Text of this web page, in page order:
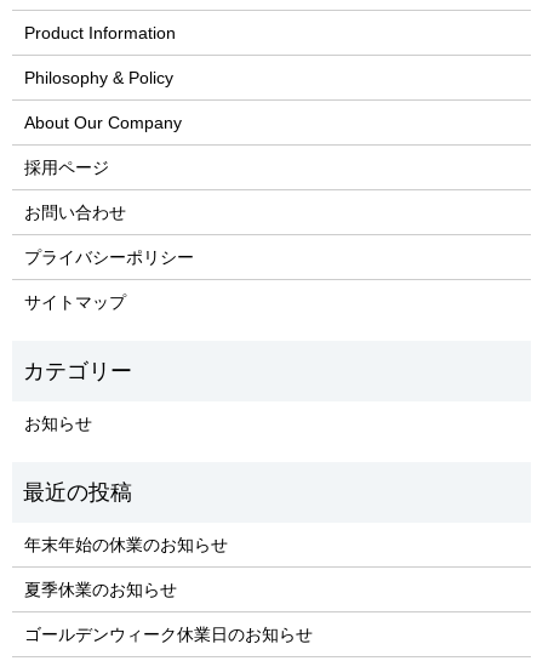
Product Information
Philosophy & Policy
About Our Company
採用ページ
お問い合わせ
プライバシーポリシー
サイトマップ
お知らせ
年末年始の休業のお知らせ
夏季休業のお知らせ
ゴールデンウィーク休業日のお知らせ